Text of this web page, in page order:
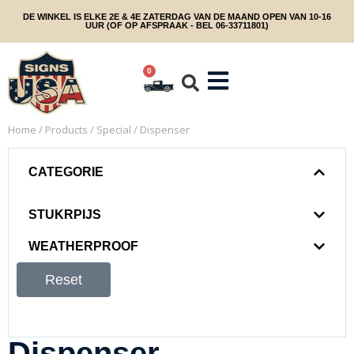
DE WINKEL IS ELKE 2E & 4E ZATERDAG VAN DE MAAND OPEN VAN 10-16
UUR (OF OP AFSPRAAK - BEL 06-33711801)
0
Home / Products / Special / Dispenser
CATEGORIE
STUKRPIJS
WEATHERPROOF
Reset